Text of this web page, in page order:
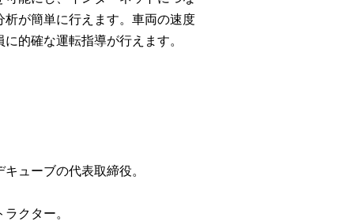
が簡単に行えます。車両の速度
的確な運転指導が行えます。
ューブの代表取締役。
クター。